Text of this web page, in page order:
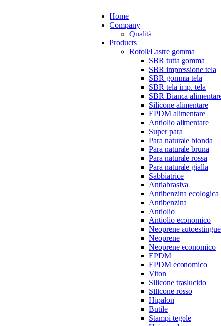
Home
Company
Qualità
Products
Rotoli/Lastre gomma
SBR tutta gomma
SBR impressione tela
SBR gomma tela
SBR tela imp. tela
SBR Bianca
Silicone alimentare
EPDM alimentare
Antiolio alimentare
Super para
Para naturale bionda
Para naturale bruna
Para naturale rossa
Para naturale gialla
Sabbiatrice
Antiabrasiva
Antibenzina ecologica
Antibenzina
Antiolio
Antiolio economico
Neoprene
Neoprene
Neoprene economico
EPDM
EPDM economico
Viton
Silicone traslucido
Silicone rosso
Hipalon
Butile
Stampi tegole